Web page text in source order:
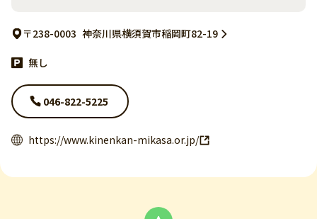
〒238-0003 神奈川県横須賀市稲岡町82-19
無し
046-822-5225
https://www.kinenkan-mikasa.or.jp/